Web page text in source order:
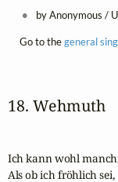
by Anonymous /
Go to thegeneral
18. Wehmuth
Ich kann wohl
Als ob ich fröhlich sei,